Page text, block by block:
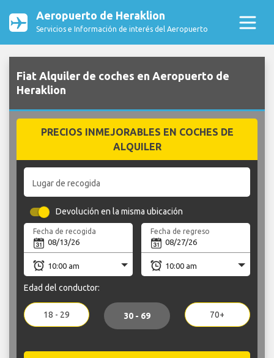
Aeropuerto de Heraklion
Servicios e Información de interés del Aeropuerto
Fiat Alquiler de coches en Aeropuerto de
Heraklion
PRECIOS INMEJORABLES EN COCHES DE
ALQUILER
Lugar de recogida
Devolución en la misma ubicación
Fecha de recogida Fecha de regreso
Edad del conductor:
18 - 29 30 - 69 70+